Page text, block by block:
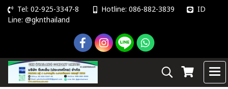
Tel: 02-925-3347-8 Hotline: 086-882-3839 ID
Line: @gknthailand